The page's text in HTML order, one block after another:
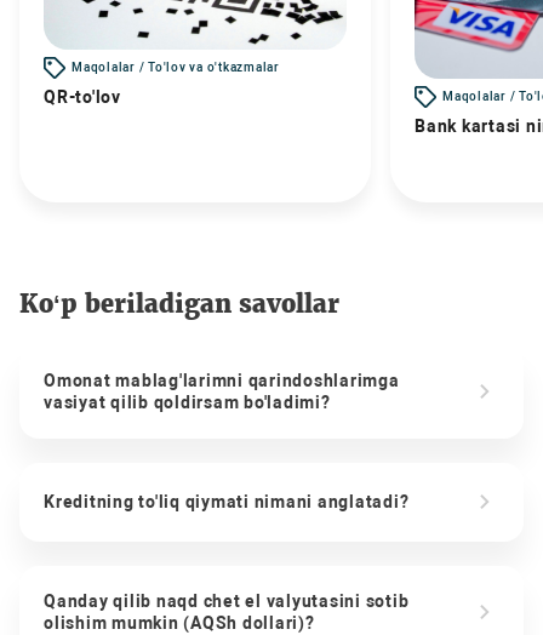
Maqolalar / To'lov va o'tkazmalar
QR-to'lov Maqolalar /
Bank kartasi
Ko‘p beriladigan savollar
Omonat mablag'larimni qarindoshlarimga
vasiyat qilib qoldirsam bo'ladimi?
Kreditning to'liq qiymati nimani anglatadi?
Qanday qilib naqd chet el valyutasini sotib
olishim mumkin (AQSh dollari)?